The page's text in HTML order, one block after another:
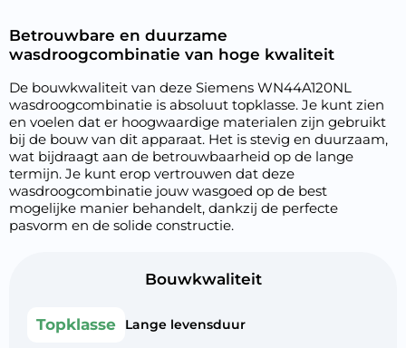
Betrouwbare en duurzame
wasdroogcombinatie van hoge kwaliteit
De bouwkwaliteit van deze Siemens WN44A120NL
wasdroogcombinatie is absoluut topklasse. Je kunt zien
en voelen dat er hoogwaardige materialen zijn gebruikt
bij de bouw van dit apparaat. Het is stevig en duurzaam,
wat bijdraagt aan de betrouwbaarheid op de lange
termijn. Je kunt erop vertrouwen dat deze
wasdroogcombinatie jouw wasgoed op de best
mogelijke manier behandelt, dankzij de perfecte
pasvorm en de solide constructie.
Bouwkwaliteit
Topklasse Lange levensduur